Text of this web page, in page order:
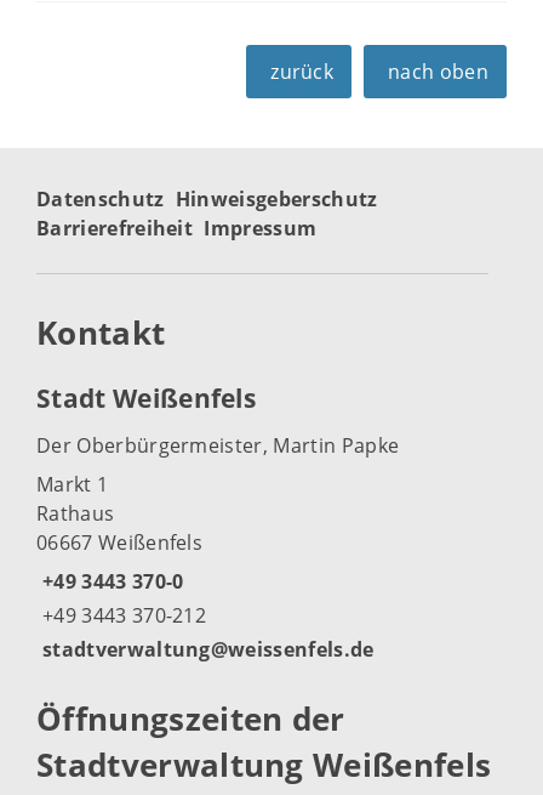
zurück nach oben
Datenschutz Hinweisgeberschutz
Barrierefreiheit Impressum
Kontakt
Stadt Weißenfels
Der Oberbürgermeister, Martin Papke
Markt 1
Rathaus
06667 Weißenfels
+49 3443 370-0
+49 3443 370-212
stadtverwaltung@weissenfels.de
Öffnungszeiten der
Stadtverwaltung Weißenfels